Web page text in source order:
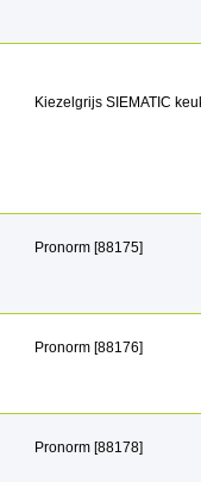
Kiezelgrijs SIEMATIC
Pronorm [88175]
Pronorm [88176]
Pronorm [88178]